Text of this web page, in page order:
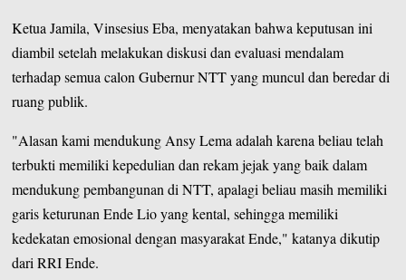
Ketua Jamila, Vinsesius Eba, menyatakan bahwa keputusan ini
diambil setelah melakukan diskusi dan evaluasi mendalam
terhadap semua calon Gubernur NTT yang muncul dan beredar di
ruang publik.
"Alasan kami mendukung Ansy Lema adalah karena beliau telah
terbukti memiliki kepedulian dan rekam jejak yang baik dalam
mendukung pembangunan di NTT, apalagi beliau masih memiliki
garis keturunan Ende Lio yang kental, sehingga memiliki
kedekatan emosional dengan masyarakat Ende," katanya dikutip
dari RRI Ende.